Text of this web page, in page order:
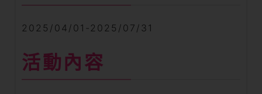
2025/04/01-2025/07/31
活動內容